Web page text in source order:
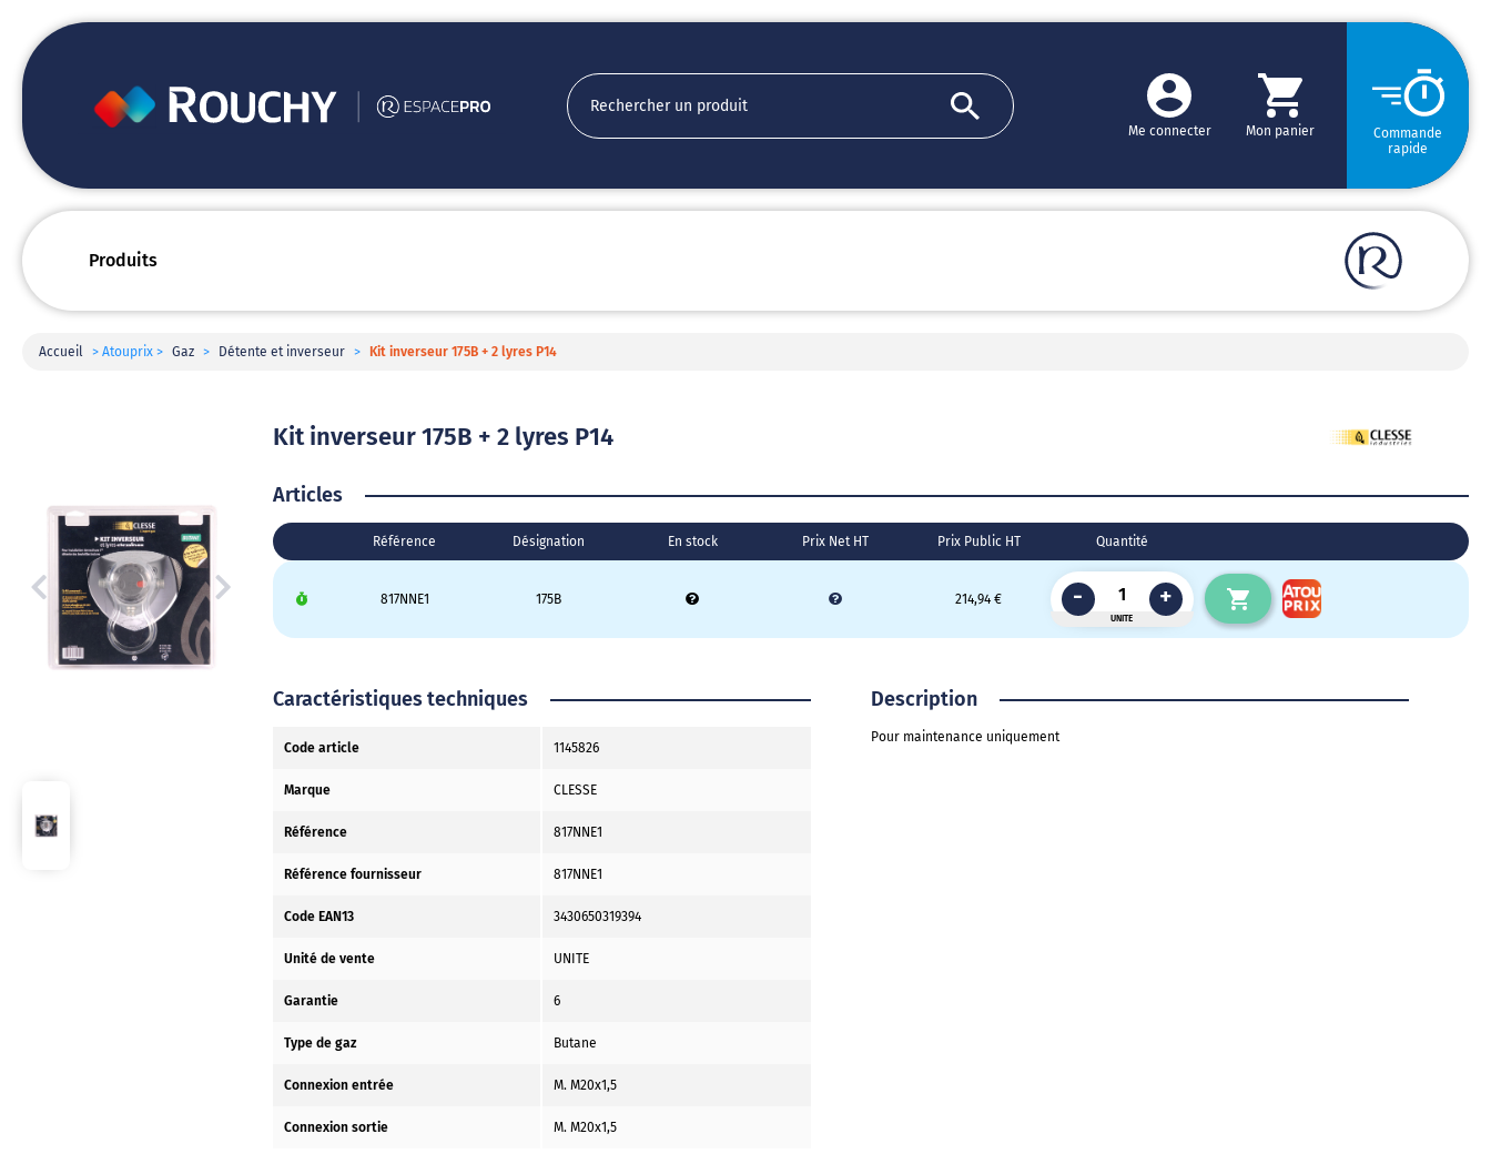
Commande
rapide
Me connecter Mon panier
Produits
Accueil > Atouprix > Gaz > Détente et inverseur > Kit inverseur 175B + 2 lyres P14
Kit inverseur 175B + 2 lyres P14
Articles
Référence Désignation En stock Prix Net HT Prix Public HT Quantité
817NNE1 175B 214,94 €
UNITE
- +
Caractéristiques techniques
Code article 1145826
Marque CLESSE
Référence 817NNE1
Référence fournisseur 817NNE1
Code EAN13 3430650319394
Unité de vente UNITE
Garantie 6
Type de gaz Butane
Connexion entrée M. M20x1,5
Connexion sortie M. M20x1,5
Description
Pour maintenance uniquement